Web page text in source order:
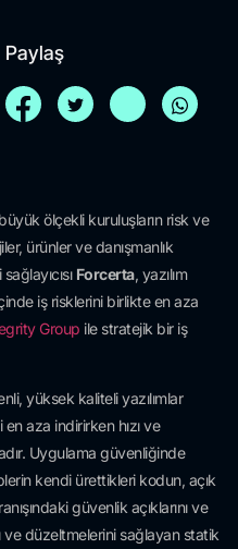
Paylaş
ölçekli kuruluşların risk ve
ürünler ve danışmanlık
Forcerta, yazılım
iş risklerini birlikte en aza
Group ile stratejik bir iş
yüksek kaliteli yazılımlar
aza indirirken hızı ve
Uygulama güvenliğinde
kendi ürettikleri kodun, açık
güvenlik açıklarını ve
ve düzeltmelerini sağlayan statik